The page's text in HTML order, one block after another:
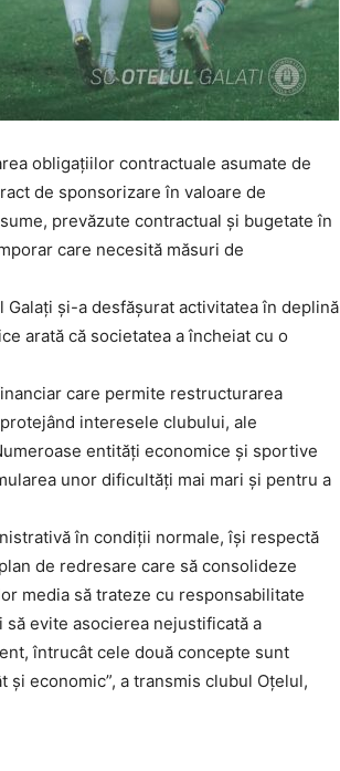
obligațiilor contractuale asumate de
de sponsorizare în valoare de
prevăzute contractual și bugetate în
care necesită măsuri de
și-a desfășurat activitatea în deplină
arată că societatea a încheiat cu o
care permite restructurarea
interesele clubului, ale
entități economice și sportive
unor dificultăți mai mari și pentru a
în condiții normale, își respectă
de redresare care să consolideze
media să trateze cu responsabilitate
evite asocierea nejustificată a
întrucât cele două concepte sunt
economic”, a transmis clubul Oțelul,